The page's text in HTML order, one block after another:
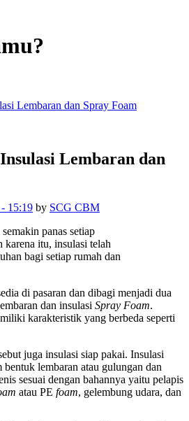
Lembaran dan Spray Foam
Lembaran dan
15:19 by SCG CBM
panas setiap
karena itu, insulasi telah
bagi setiap rumah dan
di pasaran dan dibagi menjadi dua
dan insulasi Spray Foam.
karakteristik yang berbeda seperti
juga insulasi siap pakai. Insulasi
bentuk lembaran atau gulungan dan
sesuai dengan bahannya yaitu pelapis
atau PE foam, gelembung udara, dan